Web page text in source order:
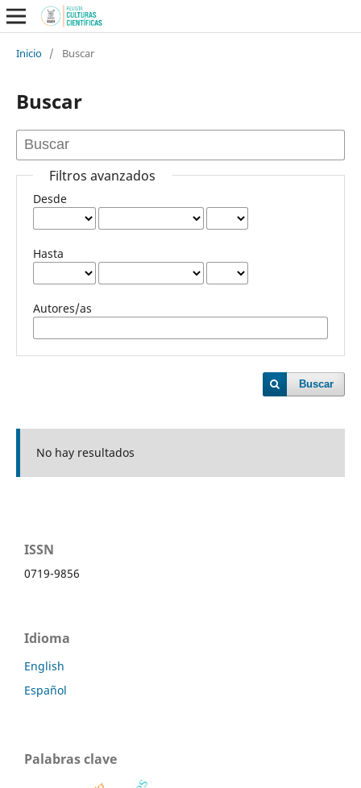
Inicio / Buscar
Buscar
Filtros avanzados
Desde
Hasta
Autores/as
Buscar
No hay resultados
ISSN
0719-9856
Idioma
English
Español
Palabras clave